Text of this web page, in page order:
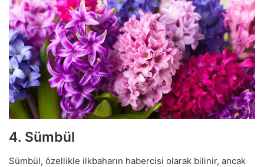
4. Sümbül
Sümbül, özellikle ilkbaharın habercisi olarak bilinir, ancak